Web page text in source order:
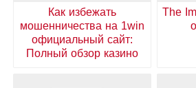
The
Как избежать
мошенничества на 1win
официальный сайт:
Полный обзор казино